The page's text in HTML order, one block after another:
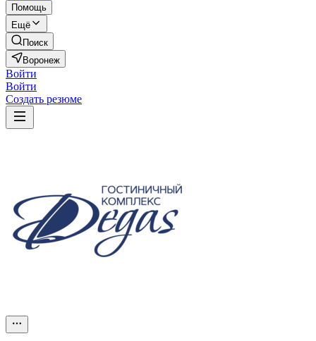
Помощь
Ещё
Поиск
Воронеж
Войти
Войти
Создать резюме